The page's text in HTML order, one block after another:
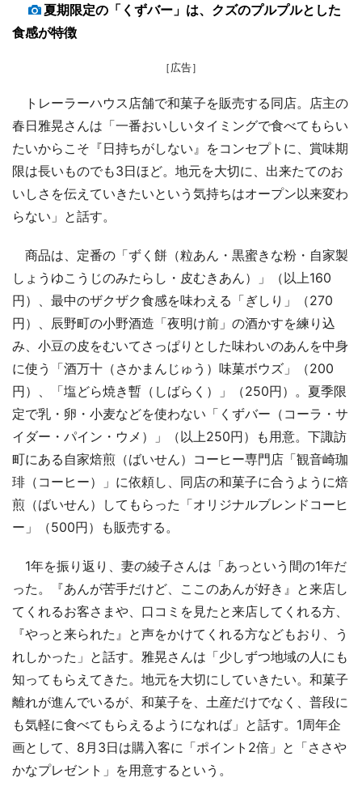
夏期限定の「くずバー」は、クズのプルプルとした
食感が特徴
［広告］
トレーラーハウス店舗で和菓子を販売する同店。店主の
春日雅晃さんは「一番おいしいタイミングで食べてもらい
たいからこそ『日持ちがしない』をコンセプトに、賞味期
限は長いものでも3日ほど。地元を大切に、出来たてのお
いしさを伝えていきたいという気持ちはオープン以来変わ
らない」と話す。
商品は、定番の「ずく餅（粒あん・黒蜜きな粉・自家製
しょうゆこうじのみたらし・皮むきあん）」（以上160
円）、最中のザクザク食感を味わえる「ぎしり」（270
円）、辰野町の小野酒造「夜明け前」の酒かすを練り込
み、小豆の皮をむいてさっぱりとした味わいのあんを中身
に使う「酒万十（さかまんじゅう）味菓ボウズ」（200
円）、「塩どら焼き暫（しばらく）」（250円）。夏季限
定で乳・卵・小麦などを使わない「くずバー（コーラ・サ
イダー・パイン・ウメ）」（以上250円）も用意。下諏訪
町にある自家焙煎（ばいせん）コーヒー専門店「観音崎珈
琲（コーヒー）」に依頼し、同店の和菓子に合うように焙
煎（ばいせん）してもらった「オリジナルブレンドコーヒ
ー」（500円）も販売する。
1年を振り返り、妻の綾子さんは「あっという間の1年だ
った。『あんが苦手だけど、ここのあんが好き』と来店し
てくれるお客さまや、口コミを見たと来店してくれる方、
『やっと来られた』と声をかけてくれる方などもおり、う
れしかった」と話す。雅晃さんは「少しずつ地域の人にも
知ってもらえてきた。地元を大切にしていきたい。和菓子
離れが進んでいるが、和菓子を、土産だけでなく、普段に
も気軽に食べてもらえるようになれば」と話す。1周年企
画として、8月3日は購入客に「ポイント2倍」と「ささや
かなプレゼント」を用意するという。